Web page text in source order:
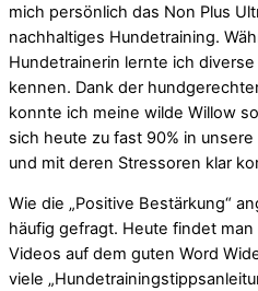
mich persönlich das Non Plus
nachhaltiges Hundetraining.
Hundetrainerin lernte ich
kennen. Dank der
konnte ich meine wilde Willow
sich heute zu fast 90% in
und mit deren Stressoren klar
Wie die „Positive Bestärkung“
häufig gefragt. Heute findet
Videos auf dem guten Word
viele